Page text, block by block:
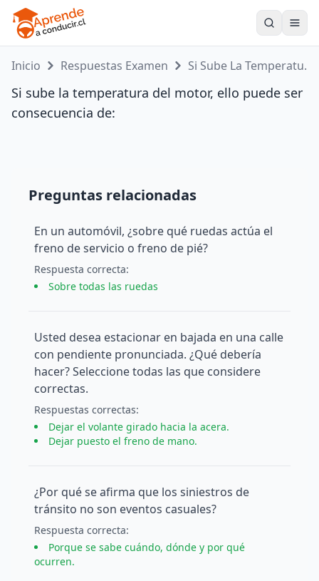
Inicio Respuestas Examen Si Sube La Temperatu...
Si sube la temperatura del motor, ello puede ser
consecuencia de:
Preguntas relacionadas
En un automóvil, ¿sobre qué ruedas actúa el
freno de servicio o freno de pié?
Respuesta correcta:
Sobre todas las ruedas
Usted desea estacionar en bajada en una calle
con pendiente pronunciada. ¿Qué debería
hacer? Seleccione todas las que considere
correctas.
Respuestas correctas:
Dejar el volante girado hacia la acera.
Dejar puesto el freno de mano.
¿Por qué se afirma que los siniestros de
tránsito no son eventos casuales?
Respuesta correcta:
Porque se sabe cuándo, dónde y por qué
ocurren.